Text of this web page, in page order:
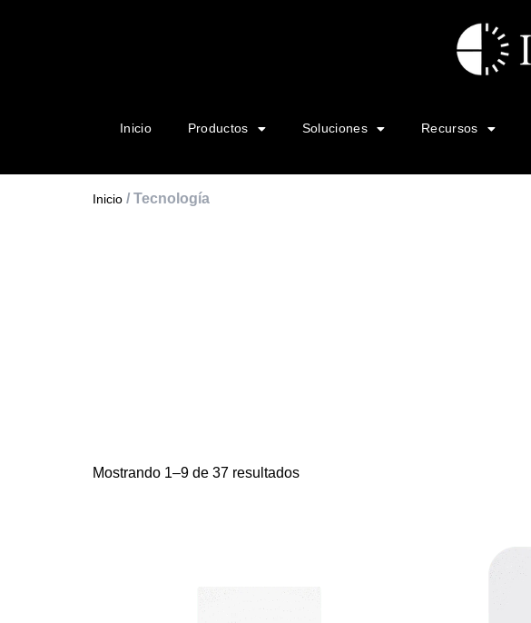
Inicio Productos Soluciones Recursos
Inicio / Tecnología
Mostrando 1–9 de 37 resultados